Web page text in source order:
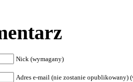
Nick (wymagany)
Adres e-mail (nie zostanie opublikowany)